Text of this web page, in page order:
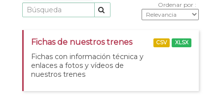
Ordenar por
Fichas de nuestros trenes
Fichas con información técnica y
enlaces a fotos y vídeos de
nuestros trenes
CSV XLSX